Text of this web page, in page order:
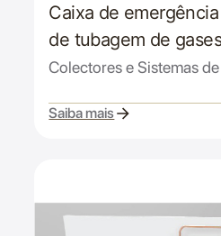
Caixa de
de tubagem de
Colectores e Sistemas
Saiba mais